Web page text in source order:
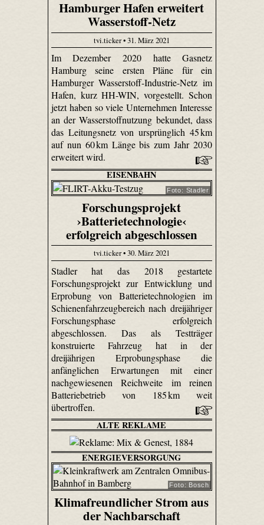
Hamburger Hafen erweitert
Wasserstoff-Netz
tvi.ticker • 31. März 2021
Im Dezember 2020 hatte Gasnetz
Hamburg seine ersten Pläne für ein
Hamburger Wasserstoff-Industrie-Netz im
Hafen, kurz HH-WIN, vorgestellt. Schon
jetzt haben so viele Unternehmen Interesse
an der Wasserstoffnutzung bekundet, dass
das Leitungsnetz von ursprünglich 45 km
auf nun 60 km Länge bis zum Jahr 2030
erweitert wird.
EISENBAHN
Foto: Stadler
Forschungsprojekt
›Batterietechnologie‹
erfolgreich abgeschlossen
tvi.ticker • 30. März 2021
Stadler hat das 2018 gestartete
Forschungsprojekt zur Entwicklung und
Erprobung von Batterietechnologien im
Schienenfahrzeugbereich nach dreijähriger
Forschungsphase erfolgreich
abgeschlossen. Das als Testträger
konstruierte Fahrzeug hat in der
dreijährigen Erprobungsphase die
anfänglichen Erwartungen mit einer
nachgewiesenen Reichweite im reinen
Batteriebetrieb von 185 km weit
übertroffen.
ALTE REKLAME
ENERGIEVERSORGUNG
Foto: Bosch
Klimafreundlicher Strom aus
der Nachbarschaft